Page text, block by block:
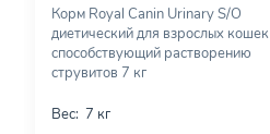
Корм Royal Canin Urinary S/O
диетический для взрослых кошек
способствующий растворению
струвитов 7 кг
Вес: 7 кг